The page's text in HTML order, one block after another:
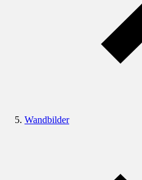
Wandbilder